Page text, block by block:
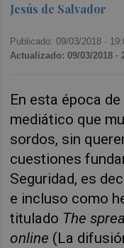
Jesús de Salvador
Publicado: 09/03/2018 ·
Actualizado: 09/03/2018 ·
En esta época
mediático que
sordos, sin
cuestiones
Seguridad, es
e incluso como
titulado The
online (La